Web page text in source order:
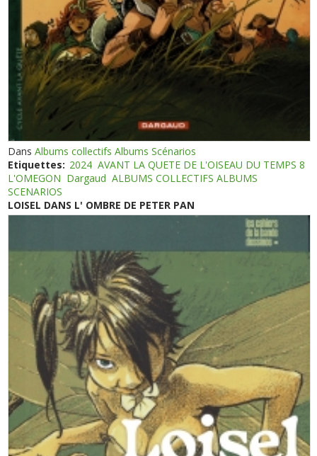
DansAlbums collectifs Albums Scénarios
Etiquettes: 2024 AVANT LA QUETE DE L'OISEAU DU TEMPS 8
L'OMEGON Dargaud ALBUMS COLLECTIFS ALBUMS
SCENARIOS
LOISEL DANS L' OMBRE DE PETER PAN